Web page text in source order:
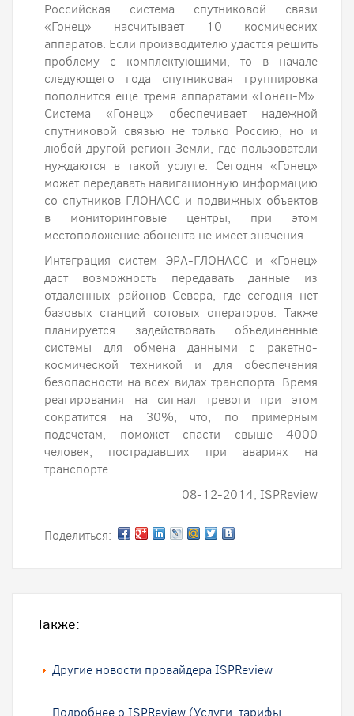
Российская система спутниковой связи
«Гонец» насчитывает 10 космических
аппаратов. Если производителю удастся решить
проблему с комплектующими, то в начале
следующего года спутниковая группировка
пополнится еще тремя аппаратами «Гонец-М».
Система «Гонец» обеспечивает надежной
спутниковой связью не только Россию, но и
любой другой регион Земли, где пользователи
нуждаются в такой услуге. Сегодня «Гонец»
может передавать навигационную информацию
со спутников ГЛОНАСС и подвижных объектов
в мониторинговые центры, при этом
местоположение абонента не имеет значения.
Интеграция систем ЭРА-ГЛОНАСС и «Гонец»
даст возможность передавать данные из
отдаленных районов Севера, где сегодня нет
базовых станций сотовых операторов. Также
планируется задействовать объединенные
системы для обмена данными с ракетно-
космической техникой и для обеспечения
безопасности на всех видах транспорта. Время
реагирования на сигнал тревоги при этом
сократится на 30%, что, по примерным
подсчетам, поможет спасти свыше 4000
человек, пострадавших при авариях на
транспорте.
08-12-2014, ISPReview
Поделиться:
Также:
Другие новости провайдера ISPReview
Подробнее о ISPReview (Услуги, тарифы,